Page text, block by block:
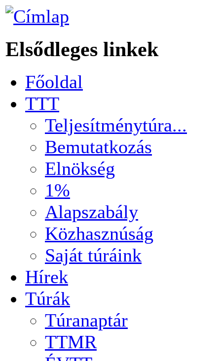
Elsődleges linkek
Főoldal
TTT
Teljesítménytúra...
Bemutatkozás
Elnökség
1%
Alapszabály
Közhasznúság
Saját túráink
Hírek
Túrák
Túranaptár
TTMR